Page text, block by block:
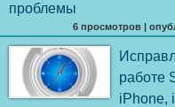
проблемы
6 просмотров |
работе
iPhone,